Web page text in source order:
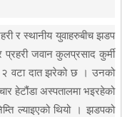
र स्थानीय युवाहरुबीच झडप
प्रहरी जवान कुलप्रसाद कुर्मी
२ वटा दात झरेको छ । उनको
हेटौंडा अस्पतालमा भइरहेको
ल्याइएको थियो । झडपको